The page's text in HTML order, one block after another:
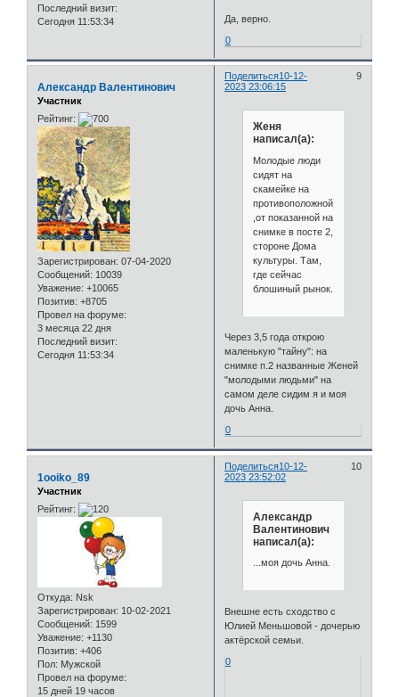
Последний визит:
Сегодня 11:53:34
Да, верно.
0
Поделиться 9
10-12-
2023 23:06:15
Александр Валентинович
Участник
Рейтинг:
Зарегистрирован: 07-04-2020
Сообщений: 10039
Уважение: +10065
Позитив: +8705
Провел на форуме:
3 месяца 22 дня
Последний визит:
Сегодня 11:53:34
Женя
написал(а):
Молодые люди
сидят на
скамейке на
противоположной
,от показанной на
снимке в посте 2,
стороне Дома
культуры. Там,
где сейчас
блошиный рынок.
Через 3,5 года открою
маленькую "тайну": на
снимке п.2 названные Женей
"молодыми людьми" на
самом деле сидим я и моя
дочь Анна.
0
Поделиться 10
10-12-
2023 23:52:02
1ooiko_89
Участник
Рейтинг:
Откуда: Nsk
Зарегистрирован: 10-02-2021
Сообщений: 1599
Уважение: +1130
Позитив: +406
Пол: Мужской
Провел на форуме:
15 дней 19 часов
Александр
Валентинович
написал(а):
...моя дочь Анна.
Внешне есть сходство с
Юлией Меньшовой - дочерью
актёрской семьи.
0